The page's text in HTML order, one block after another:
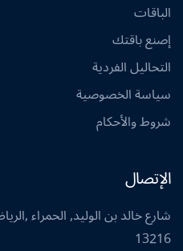
الباقات
إصنع باقتك
التحاليل الفردية
سياسة الخصوصية
شروط والأحكام
الإتصال
شارع خالد بن الوليد, الحمراء ,الرياض
13216